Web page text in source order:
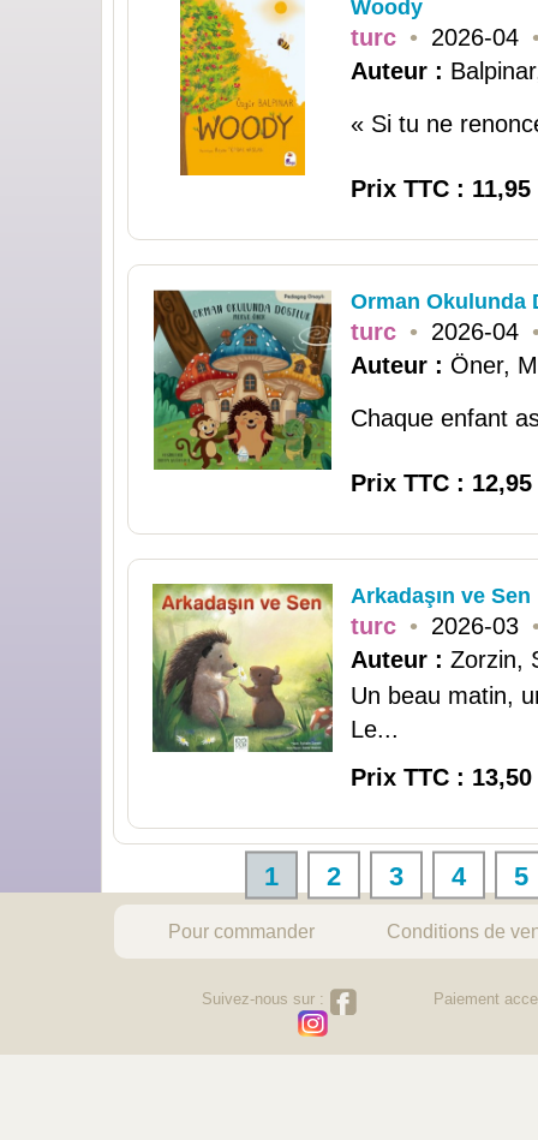
Woody
turc • 2026-04
Auteur :
« Si tu ne
Prix TTC : 11,95
Orman Okulunda
turc • 2026-04
Auteur : Öner,
Chaque enfant
Prix TTC : 12,95
Arkadaşın ve Sen
turc • 2026-03
Auteur : Zorzin,
Un beau matin,
Le...
Prix TTC : 13,50
1 2 3 4 5
Pour commander Conditions de
Suivez-nous sur : Paiement